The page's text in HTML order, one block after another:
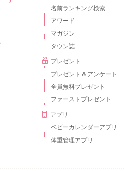
名前ランキング検索
アワード
マガジン
タウン誌
プレゼント
プレゼント＆アンケート
全員無料プレゼント
ファーストプレゼント
アプリ
ベビーカレンダーアプリ
体重管理アプリ